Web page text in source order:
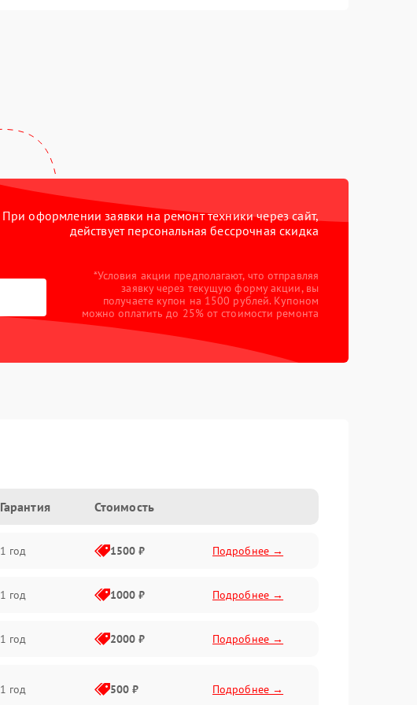
При оформлении заявки на ремонт техники через сайт,
действует персональная бессрочная скидка
*Условия акции предполагают, что отправляя
заявку через текущую форму акции, вы
получаете купон на 1500 рублей. Купоном
можно оплатить до 25% от стоимости ремонта
Гарантия Стоимость
1 год 1500 ₽ Подробнее →
1 год 1000 ₽ Подробнее →
1 год 2000 ₽ Подробнее →
1 год 500 ₽ Подробнее →